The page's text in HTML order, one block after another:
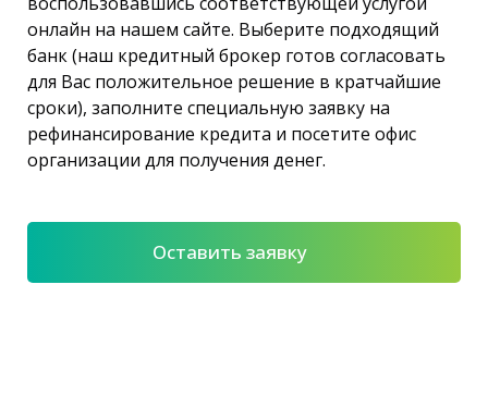
онлайн на нашем сайте. Выберите подходящий
банк (наш кредитный брокер готов согласовать
для Вас положительное решение в кратчайшие
сроки), заполните специальную заявку на
рефинансирование кредита и посетите офис
организации для получения денег.
Оставить заявку